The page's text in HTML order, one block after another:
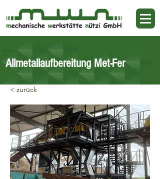
Allmetallaufbereitung Met-Fer
< zurück